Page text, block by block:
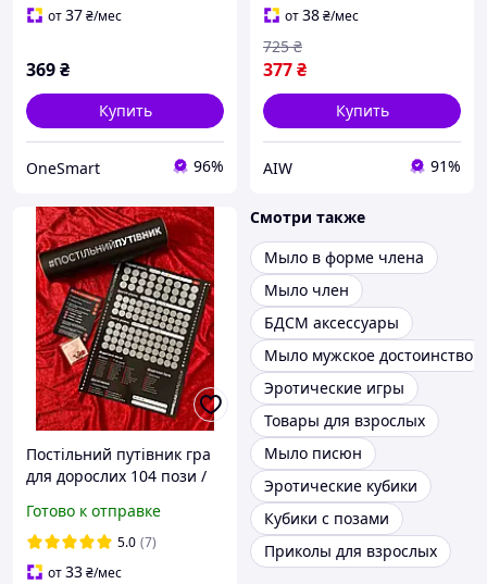
от37₴/мес
369₴
Купить
OneSmart 96%
от38₴/мес
377₴
725 ₴
Купить
AIW 91%
Постільний путівник гра
для дорослих 104 пози /
путеводитель игра для
взрослых
Готово к отправке
5.0 (7)
от33₴/мес
Смотри также
Мыло в форме члена
Мыло член
БДСМ аксессуары
Мыло мужское достоинство
Эротические игры
Товары для взрослых
Мыло писюн
Эротические кубики
Кубики с позами
Приколы для взрослых